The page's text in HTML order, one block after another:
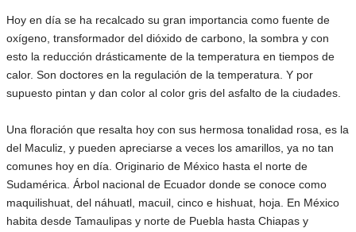
Hoy en día se ha recalcado su gran importancia como fuente de
oxígeno, transformador del dióxido de carbono, la sombra y con
esto la reducción drásticamente de la temperatura en tiempos de
calor. Son doctores en la regulación de la temperatura. Y por
supuesto pintan y dan color al color gris del asfalto de la ciudades.
Una floración que resalta hoy con sus hermosa tonalidad rosa, es la
del Maculiz, y pueden apreciarse a veces los amarillos, ya no tan
comunes hoy en día. Originario de México hasta el norte de
Sudamérica. Árbol nacional de Ecuador donde se conoce como
maquilishuat, del náhuatl, macuil, cinco e hishuat, hoja. En México
habita desde Tamaulipas y norte de Puebla hasta Chiapas y